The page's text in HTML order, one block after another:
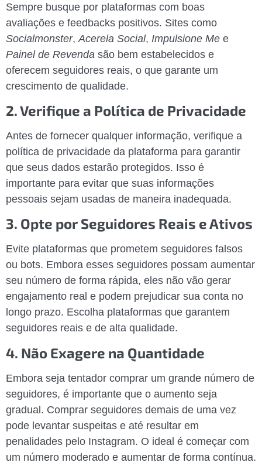
Sempre busque por plataformas com boas
avaliações e feedbacks positivos. Sites como
Socialmonster, Acerela Social, Impulsione Me e
Painel de Revenda são bem estabelecidos e
oferecem seguidores reais, o que garante um
crescimento de qualidade.
2. Verifique a Política de Privacidade
Antes de fornecer qualquer informação, verifique a
política de privacidade da plataforma para garantir
que seus dados estarão protegidos. Isso é
importante para evitar que suas informações
pessoais sejam usadas de maneira inadequada.
3. Opte por Seguidores Reais e Ativos
Evite plataformas que prometem seguidores falsos
ou bots. Embora esses seguidores possam aumentar
seu número de forma rápida, eles não vão gerar
engajamento real e podem prejudicar sua conta no
longo prazo. Escolha plataformas que garantem
seguidores reais e de alta qualidade.
4. Não Exagere na Quantidade
Embora seja tentador comprar um grande número de
seguidores, é importante que o aumento seja
gradual. Comprar seguidores demais de uma vez
pode levantar suspeitas e até resultar em
penalidades pelo Instagram. O ideal é começar com
um número moderado e aumentar de forma contínua.